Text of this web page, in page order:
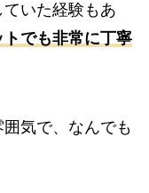
いた経験もあ
でも非常に丁寧
気で、なんでも